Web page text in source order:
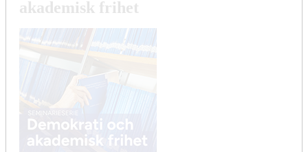
akademisk frihet